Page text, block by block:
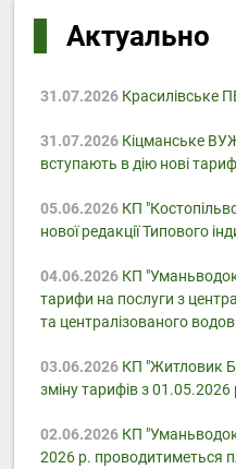
Актуально
31.07.2026Красилівське
31.07.2026Кіцманське
вступають в дію нові
05.06.2026КП
нової редакції Типового
04.06.2026КП
тарифи на послуги з
та централізованого
03.06.2026КП "Житловик
зміну тарифів з 01.05.2026
02.06.2026КП
2026 р. проводитиметься